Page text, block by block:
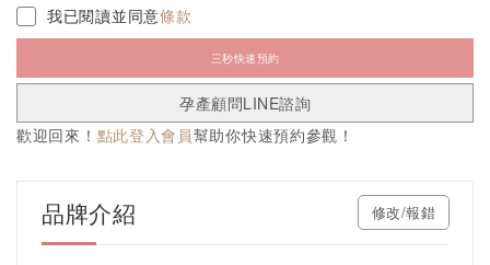
我已閱讀並同意條款
三秒快速預約
孕產顧問LINE諮詢
歡迎回來！ 點此登入會員幫助你快速預約參觀！
品牌介紹 修改/報錯